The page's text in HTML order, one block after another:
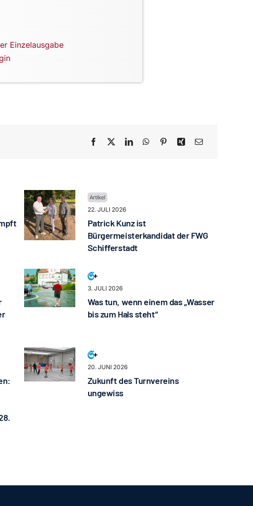
Einzelausgabe
22. JULI 2026
Patrick Kunz ist
Bürgermeisterkandidat der FWG
Schifferstadt
3. JULI 2026
Was tun, wenn einem das „Wasser
bis zum Hals steht“
20. JUNI 2026
Zukunft des Turnvereins
ungewiss